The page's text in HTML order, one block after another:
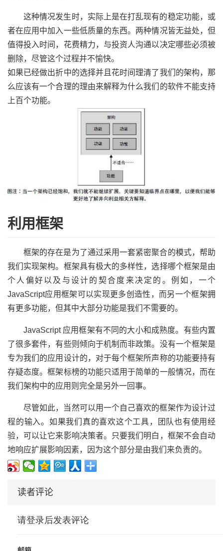
这种情况发生时，实际上是在打乱现有的稳定功能，或
者在应用中加入一些低质量的东西。两种情况皆无益处，但
值得投入时间，花费精力，与投资人沟通以决定哪些必须被
删除，尽管这个过程并不愉快。
如果已经做出折中的选择并且花时间理清了我们的架构，那
么应该有一个合理的理由来解释为什么我们的软件不能支持
上百个功能。
利用框架
框架的存在是为了通过采用一套紧密聚合的模式，帮助
我们实现架构。框架具有极大的多样性，选择哪个框架是由
个人偏好以及与设计的契合度来决定的。例如，一个
JavaScript应用框架可以实现更多创造性，而另一个框架拥
有更多功能，但其中大部分功能是我们不需要的。
JavaScript 应用框架有不同的大小和成熟度。有些内置
了很多套件，有些则倾向于机制而非政策。没有一个框架是
专为我们的应用设计的，对于每个框架所声称的功能要持有
存疑态度。框架标榜的功能只适用于简单的一般情况，而在
我们架构中的应用则完全是另外一回事。
尽管如此，当然可以用一个自己喜欢的框架作为设计过
程的输入。如果我们真的喜欢这个工具，团队也有使用经
验，可以让它来影响决策者。只要我们明白，框架不会自动
地响应扩展影响因素，因为这个部分是由我们来负责的。
读者评论